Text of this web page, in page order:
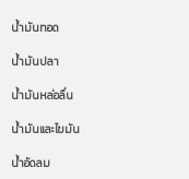
น้ำมันทอด
น้ำมันปลา
น้ำมันหล่อลื่น
น้ำมันและไขมัน
น้ำอัดลม